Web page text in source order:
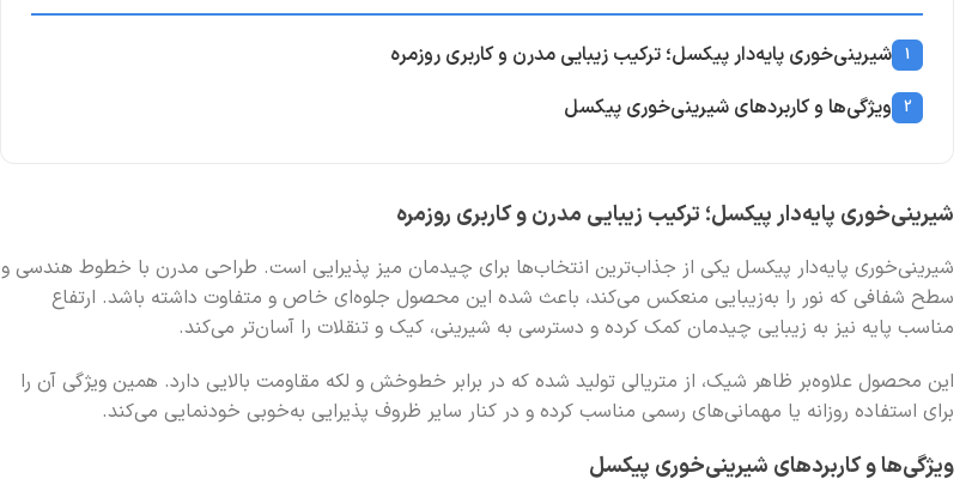
1 شیرینی‌خوری پایه‌دار پیکسل؛ ترکیب زیبایی مدرن و کاربری روزمره
2 ویژگی‌ها و کاربردهای شیرینی‌خوری پیکسل
شیرینی‌خوری پایه‌دار پیکسل؛ ترکیب زیبایی مدرن و کاربری روزمره
شیرینی‌خوری پایه‌دار پیکسل یکی از جذاب‌ترین انتخاب‌ها برای چیدمان میز پذیرایی است. طراحی مدرن با خطوط هندسی و
سطح شفافی که نور را به‌زیبایی منعکس می‌کند، باعث شده این محصول جلوه‌ای خاص و متفاوت داشته باشد. ارتفاع
مناسب پایه نیز به زیبایی چیدمان کمک کرده و دسترسی به شیرینی، کیک و تنقلات را آسان‌تر می‌کند.
این محصول علاوه‌بر ظاهر شیک، از متریالی تولید شده که در برابر خط‌وخش و لکه مقاومت بالایی دارد. همین ویژگی آن را
برای استفاده روزانه یا مهمانی‌های رسمی مناسب کرده و در کنار سایر ظروف پذیرایی به‌خوبی خودنمایی می‌کند.
ویژگی‌ها و کاربردهای شیرینی‌خوری پیکسل